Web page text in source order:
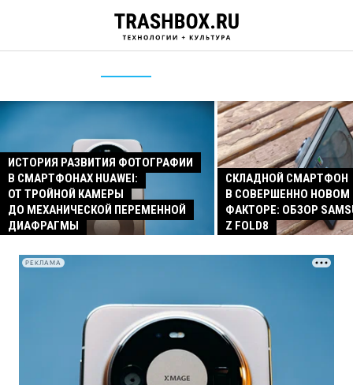
ИСТОРИЯ РАЗВИТИЯ ФОТОГРАФИИ
В СМАРТФОНАХ HUAWEI:
ОТ ТРОЙНОЙ КАМЕРЫ
ДО МЕХАНИЧЕСКОЙ ПЕРЕМЕННОЙ
ДИАФРАГМЫ
СКЛАДНОЙ СМАРТФОН
В СОВЕРШЕННО
ФАКТОРЕ: ОБЗОР
Z FOLD8
РЕКЛАМА